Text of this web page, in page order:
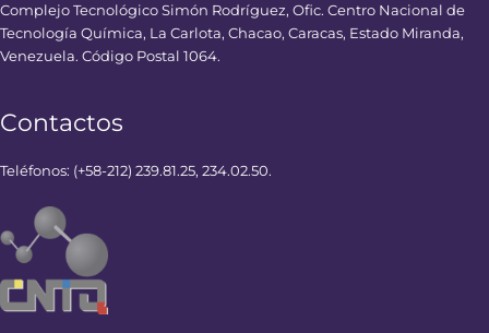
Complejo Tecnológico Simón Rodríguez, Ofic. Centro Nacional de
Tecnología Química, La Carlota, Chacao, Caracas, Estado Miranda,
Venezuela. Código Postal 1064.
Contactos
Teléfonos: (+58-212) 239.81.25, 234.02.50.